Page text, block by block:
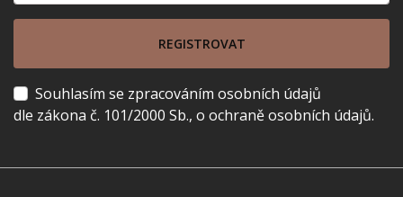
REGISTROVAT
Souhlasím se zpracováním osobních údajů
dle zákona č. 101/2000 Sb., o ochraně osobních údajů.